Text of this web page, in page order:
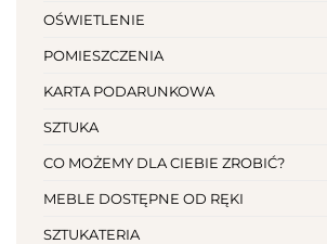
OŚWIETLENIE
POMIESZCZENIA
KARTA PODARUNKOWA
SZTUKA
CO MOŻEMY DLA CIEBIE ZROBIĆ?
MEBLE DOSTĘPNE OD RĘKI
SZTUKATERIA